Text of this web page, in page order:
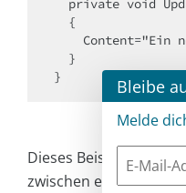
Dieses Beispiel zeigt
zwischen einer
Bleibe
Melde